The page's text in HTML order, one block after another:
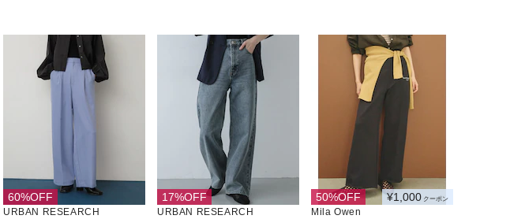
60%OFF
URBAN RESEARCH
17%OFF
URBAN RESEARCH
50%OFF ¥1,000 クーポン
Mila Owen